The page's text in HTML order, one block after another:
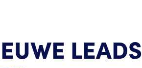
LEADS